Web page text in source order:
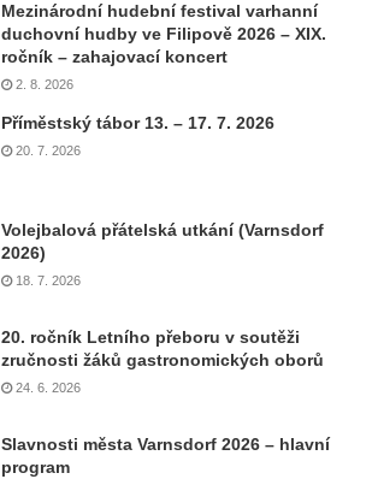
Mezinárodní hudební festival varhanní
duchovní hudby ve Filipově 2026 – XIX.
ročník – zahajovací koncert
2. 8. 2026
Příměstský tábor 13. – 17. 7. 2026
20. 7. 2026
Volejbalová přátelská utkání (Varnsdorf
2026)
18. 7. 2026
20. ročník Letního přeboru v soutěži
zručnosti žáků gastronomických oborů
24. 6. 2026
Slavnosti města Varnsdorf 2026 – hlavní
program